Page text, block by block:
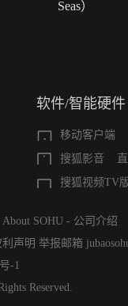
Seas）
软件/智能硬件
移动客户端
搜狐影音
搜狐视频TV
About SOHU - 公司介绍
声明 举报邮箱
-1
Reserved.